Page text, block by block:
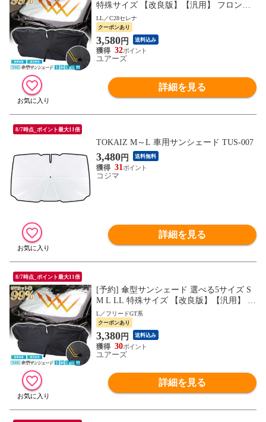
特殊サイズ 【改良版】【汎用】 フロント
用 フロントガラス uvカット 紫外線カット
紫外線対策 日除け 遮光 車用 日焼け対策
プライバシー保護 傘 [1]
LL／C28セレナ
クーポンあり
3,580円 送料込み
32
ユアーズ
詳細を見る
8/7時点_ポイント最大11倍
TOKAIZ M～L 車用サンシェード TUS-007
3,480円 送料無料
31
コジマ
詳細を見る
8/7時点_ポイント最大11倍
[予約] 傘型サンシェード 選べる5サイズ S
M L LL 特殊サイズ 【改良版】【汎用】 フ
ロント用 フロントガラス uvカット 紫外線
カット 紫外線対策 日除け 遮光 車用 日焼
け対策 プライバシー保護 傘 [1]
L／フリードGT系
クーポンあり
3,380円 送料込み
30
ユアーズ
詳細を見る